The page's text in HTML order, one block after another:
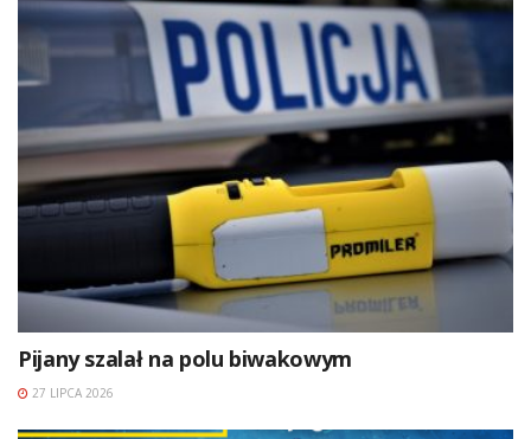
Pijany szalał na polu biwakowym
27 LIPCA 2026